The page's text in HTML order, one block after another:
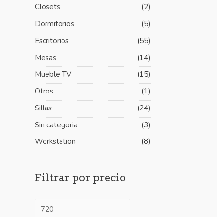
Closets
(2)
Dormitorios
(5)
Escritorios
(55)
Mesas
(14)
Mueble TV
(15)
Otros
(1)
Sillas
(24)
Sin categoria
(3)
Workstation
(8)
Filtrar por precio
m
o